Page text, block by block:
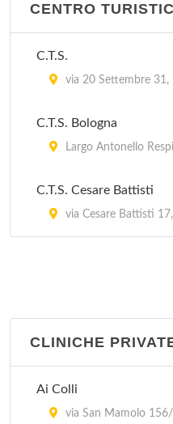
CENTRO
C.T.S.
via 20 Settembre 31,
C.T.S. Bologna
Largo Antonello
C.T.S. Cesare Battisti
via Cesare Battisti
CLINICHE
Ai Colli
via San Mamolo